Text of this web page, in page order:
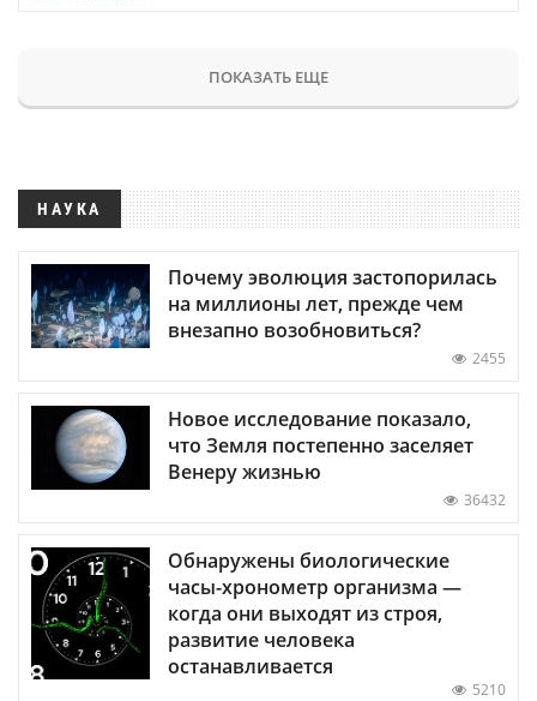
ПОКАЗАТЬ ЕЩЕ
НАУКА
Почему эволюция застопорилась
на миллионы лет, прежде чем
внезапно возобновиться?
2455
Новое исследование показало,
что Земля постепенно заселяет
Венеру жизнью
36432
Обнаружены биологические
часы-хронометр организма —
когда они выходят из строя,
развитие человека
останавливается
5210